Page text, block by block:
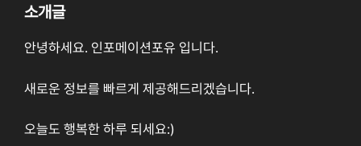
소개글
안녕하세요. 인포메이션포유 입니다.
새로운 정보를 빠르게 제공해드리겠습니다.
오늘도 행복한 하루 되세요:)